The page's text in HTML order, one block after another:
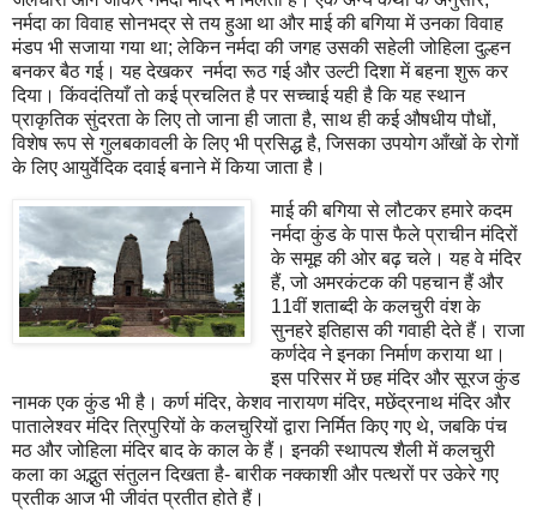
नर्मदा का विवाह सोनभद्र से तय हुआ था और माई की बगिया में उनका विवाह
मंडप भी सजाया गया था; लेकिन नर्मदा की जगह उसकी सहेली जोहिला दुल्हन
बनकर बैठ गई। यह देखकर नर्मदा रूठ गई और उल्टी दिशा में बहना शुरू कर
दिया। किंवदंतियाँ तो कई प्रचलित है पर सच्चाई यही है कि यह स्थान
प्राकृतिक सुंदरता के लिए तो जाना ही जाता है, साथ ही कई औषधीय पौधों,
विशेष रूप से गुलबकावली के लिए भी प्रसिद्ध है, जिसका उपयोग आँखों के रोगों
के लिए आयुर्वेदिक दवाई बनाने में किया जाता है।
माई की बगिया से लौटकर हमारे कदम
नर्मदा कुंड के पास फैले प्राचीन मंदिरों
के समूह की ओर बढ़ चले। यह वे मंदिर
हैं, जो अमरकंटक की पहचान हैं और
11वीं शताब्दी के कलचुरी वंश के
सुनहरे इतिहास की गवाही देते हैं। राजा
कर्णदेव ने इनका निर्माण कराया था।
इस परिसर में छह मंदिर और सूरज कुंड
नामक एक कुंड भी है। कर्ण मंदिर, केशव नारायण मंदिर, मछेंद्रनाथ मंदिर और
पातालेश्वर मंदिर त्रिपुरियों के कलचुरियों द्वारा निर्मित किए गए थे, जबकि पंच
मठ और जोहिला मंदिर बाद के काल के हैं। इनकी स्थापत्य शैली में कलचुरी
कला का अद्भुत संतुलन दिखता है- बारीक नक्काशी और पत्थरों पर उकेरे गए
प्रतीक आज भी जीवंत प्रतीत होते हैं।